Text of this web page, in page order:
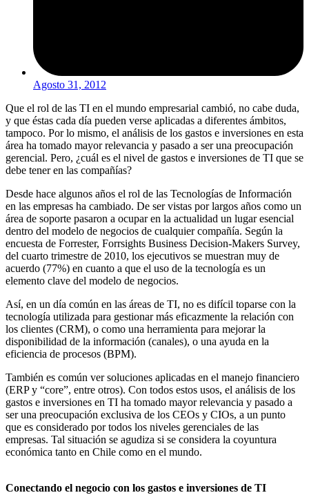
Agosto 31, 2012
Que el rol de las TI en el mundo empresarial cambió, no cabe duda,
y que éstas cada día pueden verse aplicadas a diferentes ámbitos,
tampoco. Por lo mismo, el análisis de los gastos e inversiones en esta
área ha tomado mayor relevancia y pasado a ser una preocupación
gerencial. Pero, ¿cuál es el nivel de gastos e inversiones de TI que se
debe tener en las compañías?
Desde hace algunos años el rol de las Tecnologías de Información
en las empresas ha cambiado. De ser vistas por largos años como un
área de soporte pasaron a ocupar en la actualidad un lugar esencial
dentro del modelo de negocios de cualquier compañía. Según la
encuesta de Forrester, Forrsights Business Decision-Makers Survey,
del cuarto trimestre de 2010, los ejecutivos se muestran muy de
acuerdo (77%) en cuanto a que el uso de la tecnología es un
elemento clave del modelo de negocios.
Así, en un día común en las áreas de TI, no es difícil toparse con la
tecnología utilizada para gestionar más eficazmente la relación con
los clientes (CRM), o como una herramienta para mejorar la
disponibilidad de la información (canales), o una ayuda en la
eficiencia de procesos (BPM).
También es común ver soluciones aplicadas en el manejo financiero
(ERP y “core”, entre otros). Con todos estos usos, el análisis de los
gastos e inversiones en TI ha tomado mayor relevancia y pasado a
ser una preocupación exclusiva de los CEOs y CIOs, a un punto
que es considerado por todos los niveles gerenciales de las
empresas. Tal situación se agudiza si se considera la coyuntura
económica tanto en Chile como en el mundo.
Conectando el negocio con los gastos e inversiones de TI